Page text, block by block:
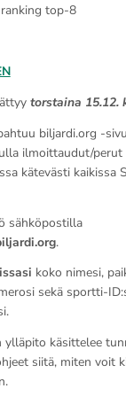
top-8
torstaina 15.12.
biljardi.org -
ilmoittaudut/perut
kätevästi kaikissa
sähköpostilla
.
koko nimesi,
sekä sportti-
ylläpito käsittelee
siitä, miten voit